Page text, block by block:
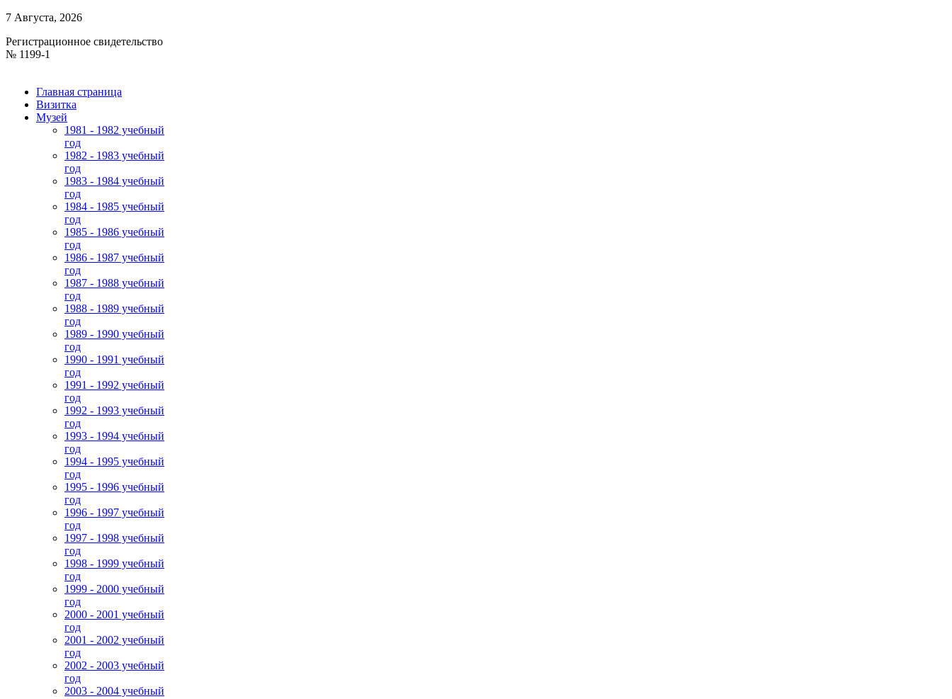
7 Августа, 2026
Регистрационное свидетельство
№ 1199-1
Главная страница
Визитка
Музей
1981 - 1982 учебный
год
1982 - 1983 учебный
год
1983 - 1984 учебный
год
1984 - 1985 учебный
год
1985 - 1986 учебный
год
1986 - 1987 учебный
год
1987 - 1988 учебный
год
1988 - 1989 учебный
год
1989 - 1990 учебный
год
1990 - 1991 учебный
год
1991 - 1992 учебный
год
1992 - 1993 учебный
год
1993 - 1994 учебный
год
1994 - 1995 учебный
год
1995 - 1996 учебный
год
1996 - 1997 учебный
год
1997 - 1998 учебный
год
1998 - 1999 учебный
год
1999 - 2000 учебный
год
2000 - 2001 учебный
год
2001 - 2002 учебный
год
2002 - 2003 учебный
год
2003 - 2004 учебный